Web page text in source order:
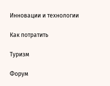
Инновации и технологии
Как потратить
Туризм
Форум